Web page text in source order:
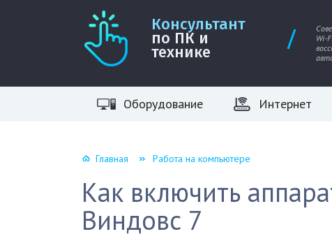
Консультант
по ПК и
технике
Wi-
Оборудование Интернет
Главная Работа на компьютере
Как включить
Виндовс 7